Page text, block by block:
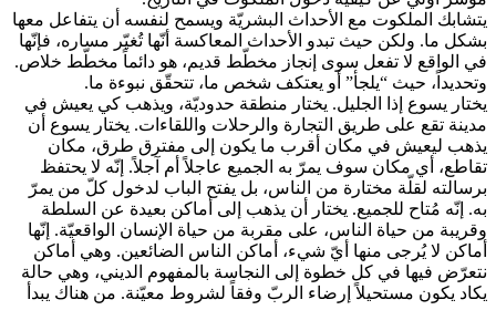
يتشابك الملكوت مع الأحداث البشريّة ويسمح لنفسه أن يتفاعل معها
بشكل ما. ولكن حيث تبدو الأحداث المعاكسة أنّها تُغيّر مساره، فإنّها
في الواقع لا تفعل سوى إنجاز مخطّط قديم، هو دائماً مخطّط خلاص.
وتحديداً، حيث “يلجأ” أو يعتكف شخص ما، تتحقّق نبوءة ما.
يختار يسوع إذا الجليل. يختار منطقة حدوديّة، ويذهب كي يعيش في
مدينة تقع على طريق التجارة والرحلات واللقاءات. يختار يسوع أن
يذهب ليعيش في مكان أقرب ما يكون إلى مفترق طرق، مكان
تقاطع، أي مكان سوف يمرّ به الجميع عاجلاً أم آجلاً. إنّه لا يحتفظ
برسالته لقلّة مختارة من الناس، بل يفتح الباب لدخول كلّ من يمرّ
به. إنّه مُتاح للجميع. يختار أن يذهب إلى أماكن بعيدة عن السلطة
وقريبة من حياة الناس، على مقربة من حياة الإنسان الواقعيّة. إنّها
أماكن لا يُرجى منها أيّ شيء، أماكن الناس الضائعين. وهي أماكن
نتعرّض فيها في كل خطوة إلى النجاسة بالمفهوم الديني، وهي حالة
يكاد يكون مستحيلاً إرضاء الربّ وفقاً لشروط معيّنة. من هناك يبدأ